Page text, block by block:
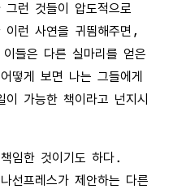
런 것들이 압도적으로
런 사연을 귀띔해주면,
들은 다른 실마리를 얻은
떻게 보면 나는 그들에게
가능한 책이라고 넌지시
임한 것이기도 하다.
선프레스가 제안하는 다른